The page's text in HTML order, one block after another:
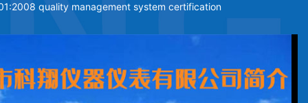
quality management system certification